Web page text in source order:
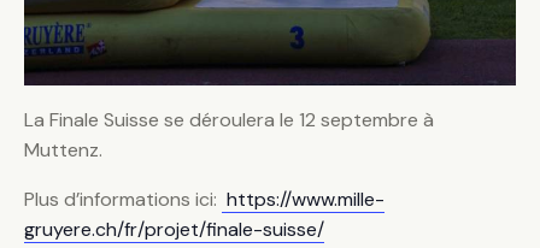
La Finale Suisse se déroulera le 12 septembre à
Muttenz.
Plus d’informations ici: https://www.mille-
gruyere.ch/fr/projet/finale-suisse/